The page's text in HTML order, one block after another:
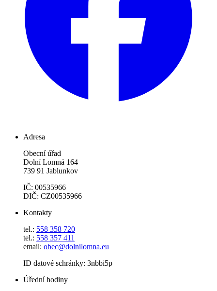
Adresa
Obecní úřad
Dolní Lomná 164
739 91 Jablunkov
IČ: 00535966
DIČ: CZ00535966
Kontakty
tel.: 558 358 720
tel.: 558 357 411
email: obec@dolnilomna.eu
ID datové schránky: 3nbbi5p
Úřední hodiny